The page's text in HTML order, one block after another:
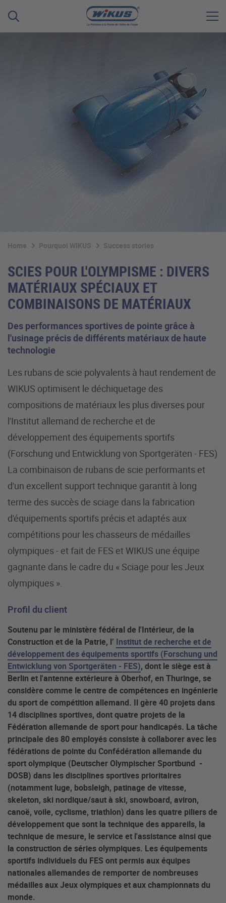
Home Pourquoi WIKUS Success stories
SCIES POUR L'OLYMPISME : DIVERS
MATÉRIAUX SPÉCIAUX ET
COMBINAISONS DE MATÉRIAUX
Des performances sportives de pointe grâce à
l'usinage précis de différents matériaux de haute
technologie
Les rubans de scie polyvalents à haut rendement de
WIKUS optimisent le déchiquetage des
compositions de matériaux les plus diverses pour
l'Institut allemand de recherche et de
développement des équipements sportifs
(Forschung und Entwicklung von Sportgeräten - FES)
La combinaison de rubans de scie performants et
d'un excellent support technique garantit à long
terme des succès de sciage dans la fabrication
d'équipements sportifs précis et adaptés aux
compétitions pour les chasseurs de médailles
olympiques - et fait de FES et WIKUS une équipe
gagnante dans le cadre du « Sciage pour les Jeux
olympiques ».
Profil du client
Soutenu par le ministère fédéral de l'Intérieur, de la
Construction et de la Patrie, l’ Institut de recherche et de
développement des équipements sportifs (Forschung und
Entwicklung von Sportgeräten - FES), dont le siège est à
Berlin et l'antenne extérieure à Oberhof, en Thuringe, se
considère comme le centre de compétences en ingénierie
du sport de compétition allemand. Il gère 40 projets dans
14 disciplines sportives, dont quatre projets de la
Fédération allemande de sport pour handicapés. La tâche
principale des 80 employés consiste à collaborer avec les
fédérations de pointe du Confédération allemande du
sport olympique (Deutscher Olympischer Sportbund -
DOSB) dans les disciplines sportives prioritaires
(notamment luge, bobsleigh, patinage de vitesse,
skeleton, ski nordique/saut à ski, snowboard, aviron,
canoë, voile, cyclisme, triathlon) dans les quatre piliers de
développement que sont la technique des appareils, la
technique de mesure, le service et l'assistance ainsi que
la construction de séries olympiques. Les équipements
sportifs individuels du FES ont permis aux équipes
nationales allemandes de remporter de nombreuses
médailles aux Jeux olympiques et aux championnats du
monde.